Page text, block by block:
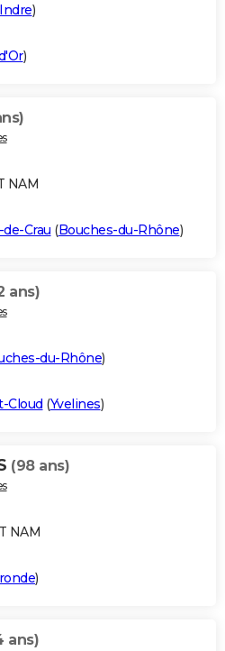
Indre)
)
NAM
Crau (Bouches-du-Rhône)
ans)
du-Rhône)
Cloud (Yvelines)
(98 ans)
NAM
)
ans)